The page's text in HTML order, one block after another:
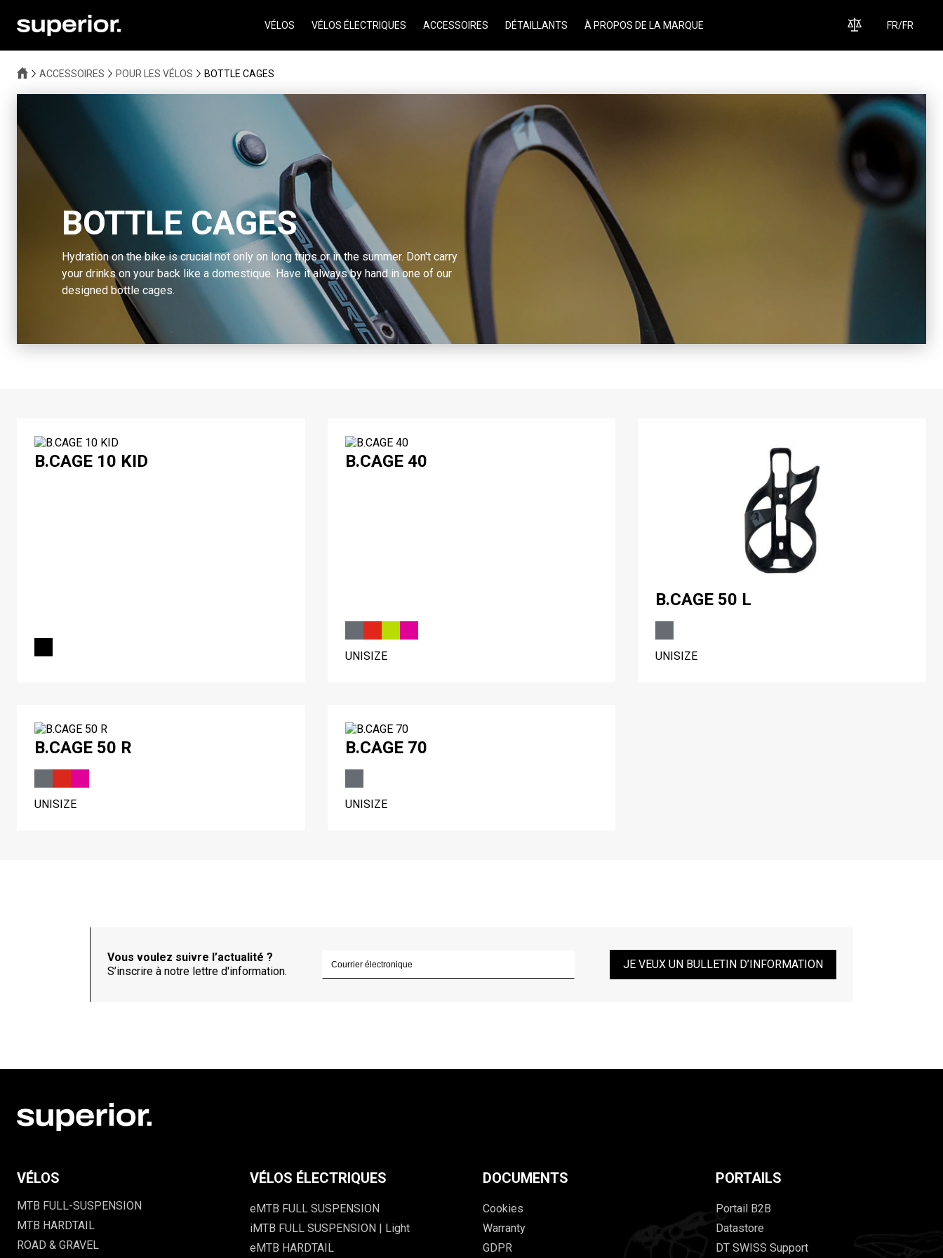
VÉLOS VÉLOS ÉLECTRIQUES ACCESSOIRES DÉTAILLANTS À PROPOS DE LA MARQUE FR/FR
ACCESSOIRES POUR LES VÉLOS BOTTLE CAGES
BOTTLE CAGES
Hydration on the bike is crucial not only on long trips or in the summer. Don't carry
your drinks on your back like a domestique. Have it always by hand in one of our
designed bottle cages.
B.CAGE 10 KID B.CAGE 40
UNISIZE
B.CAGE 50 L
UNISIZE
B.CAGE 50 R
UNISIZE
B.CAGE 70
UNISIZE
Vous voulez suivre l’actualité ?
S’inscrire à notre lettre d'information.
JE VEUX UN BULLETIN D’INFORMATION
VÉLOS
MTB FULL-SUSPENSION
MTB HARDTAIL
ROAD & GRAVEL
VÉLOS ÉLECTRIQUES
eMTB FULL SUSPENSION
iMTB FULL SUSPENSION | Light
eMTB HARDTAIL
DOCUMENTS
Cookies
Warranty
GDPR
PORTAILS
Portail B2B
Datastore
DT SWISS Support